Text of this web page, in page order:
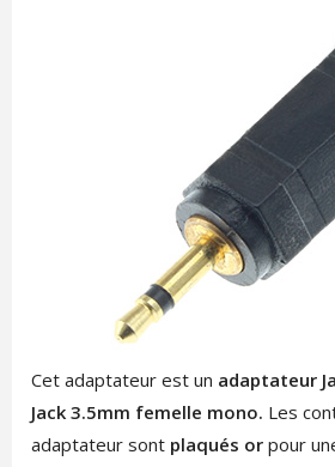
Cet adaptateur est un adaptateur
Jack 3.5mm femelle mono. Les
adaptateur sont plaqués orpour